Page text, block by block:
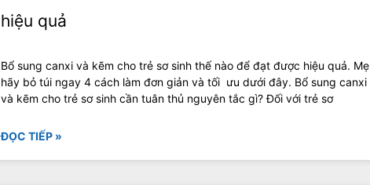
hiệu quả
Bổ sung canxi và kẽm cho trẻ sơ sinh thế nào để đạt được hiệu quả. Mẹ
hãy bỏ túi ngay 4 cách làm đơn giản và tối ưu dưới đây. Bổ sung canxi
và kẽm cho trẻ sơ sinh cần tuân thủ nguyên tắc gì? Đối với trẻ sơ
ĐỌC TIẾP »